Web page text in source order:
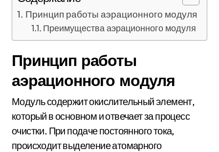
Принцип работы аэрационного модуля
Преимущества аэрационного модуля
Принцип работы
аэрационного модуля
Модуль содержит окислительный элемент,
который в основном и отвечает за процесс
очистки. При подаче постоянного тока,
происходит выделение атомарного